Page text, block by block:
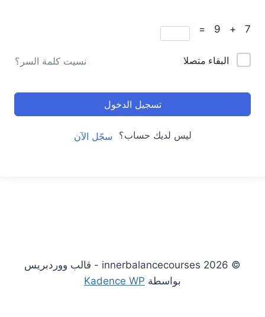
7 + 9 =
البقاء متصلا نسيت كلمة السر؟
تسجيل الدخول
ليس لديك حساب؟ سجّل الآن
© 2026 innerbalancecourses - قالب ووردبريس
بواسطة Kadence WP